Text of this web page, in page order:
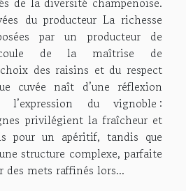
du producteur La richesse
par un producteur de
de la maîtrise de
choix des raisins et du respect
cuvée naît d’une réflexion
l’expression du vignoble :
privilégient la fraîcheur et
pour un apéritif, tandis que
structure complexe, parfaite
des mets raffinés lors...